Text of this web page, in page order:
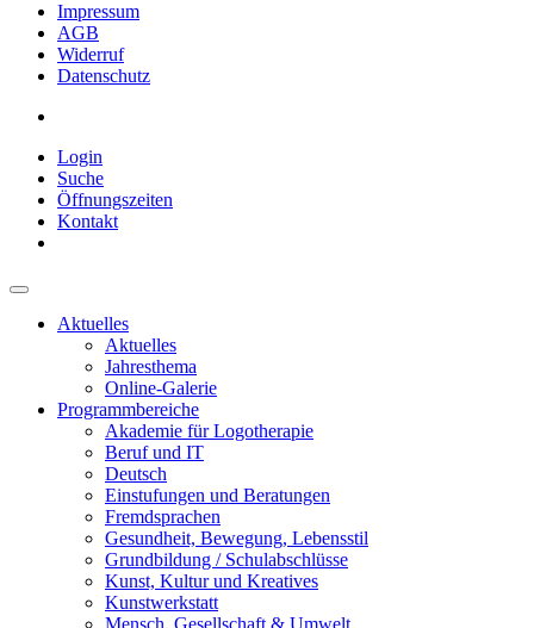
Impressum
AGB
Widerruf
Datenschutz
Login
Suche
Öffnungszeiten
Kontakt
Aktuelles
Aktuelles
Jahresthema
Online-Galerie
Programmbereiche
Akademie für Logotherapie
Beruf und IT
Deutsch
Einstufungen und Beratungen
Fremdsprachen
Gesundheit, Bewegung, Lebensstil
Grundbildung / Schulabschlüsse
Kunst, Kultur und Kreatives
Kunstwerkstatt
Mensch, Gesellschaft & Umwelt